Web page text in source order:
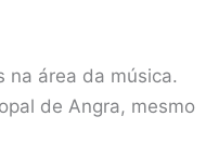
na área da música.
de Angra, mesmo